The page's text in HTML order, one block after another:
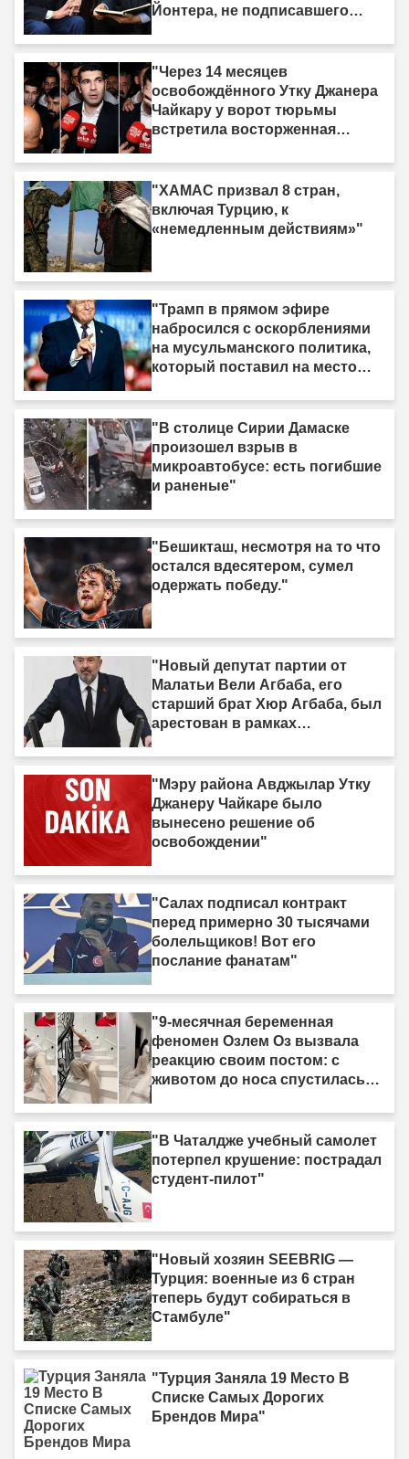
Йонтера, не подписавшего
есть одна жизнь, и она тоже
должна быть принесена в
жертву»"
"Через 14 месяцев
освобождённого Утку Джанера
Чайкару у ворот тюрьмы
встретила восторженная
"ХАМАС призвал 8 стран,
включая Турцию, к
«немедленным действиям»"
"Трамп в прямом эфире
набросился с оскорблениями
на мусульманского политика,
который поставил на место
смотрю на него, я вижу только
дерьмо»"
"В столице Сирии Дамаске
произошел взрыв в
микроавтобусе: есть погибшие
и раненые"
"Бешикташ, несмотря на то что
остался вдесятером, сумел
одержать победу."
"Новый депутат партии от
Малатьи Вели Агбаба, его
старший брат Хюр Агбаба, был
арестован в рамках
"Мэру района Авджылар Утку
Джанеру Чайкаре было
вынесено решение об
освобождении"
"Салах подписал контракт
перед примерно 30 тысячами
болельщиков! Вот его
послание фанатам"
"9-месячная беременная
феномен Озлем Оз вызвала
реакцию своим постом: с
животом до носа спустилась
"В Чаталдже учебный самолет
потерпел крушение: пострадал
студент-пилот"
"Новый хозяин SEEBRIG —
Турция: военные из 6 стран
теперь будут собираться в
Стамбуле"
"Турция Заняла 19 Место В
Списке Самых Дорогих
Брендов Мира"